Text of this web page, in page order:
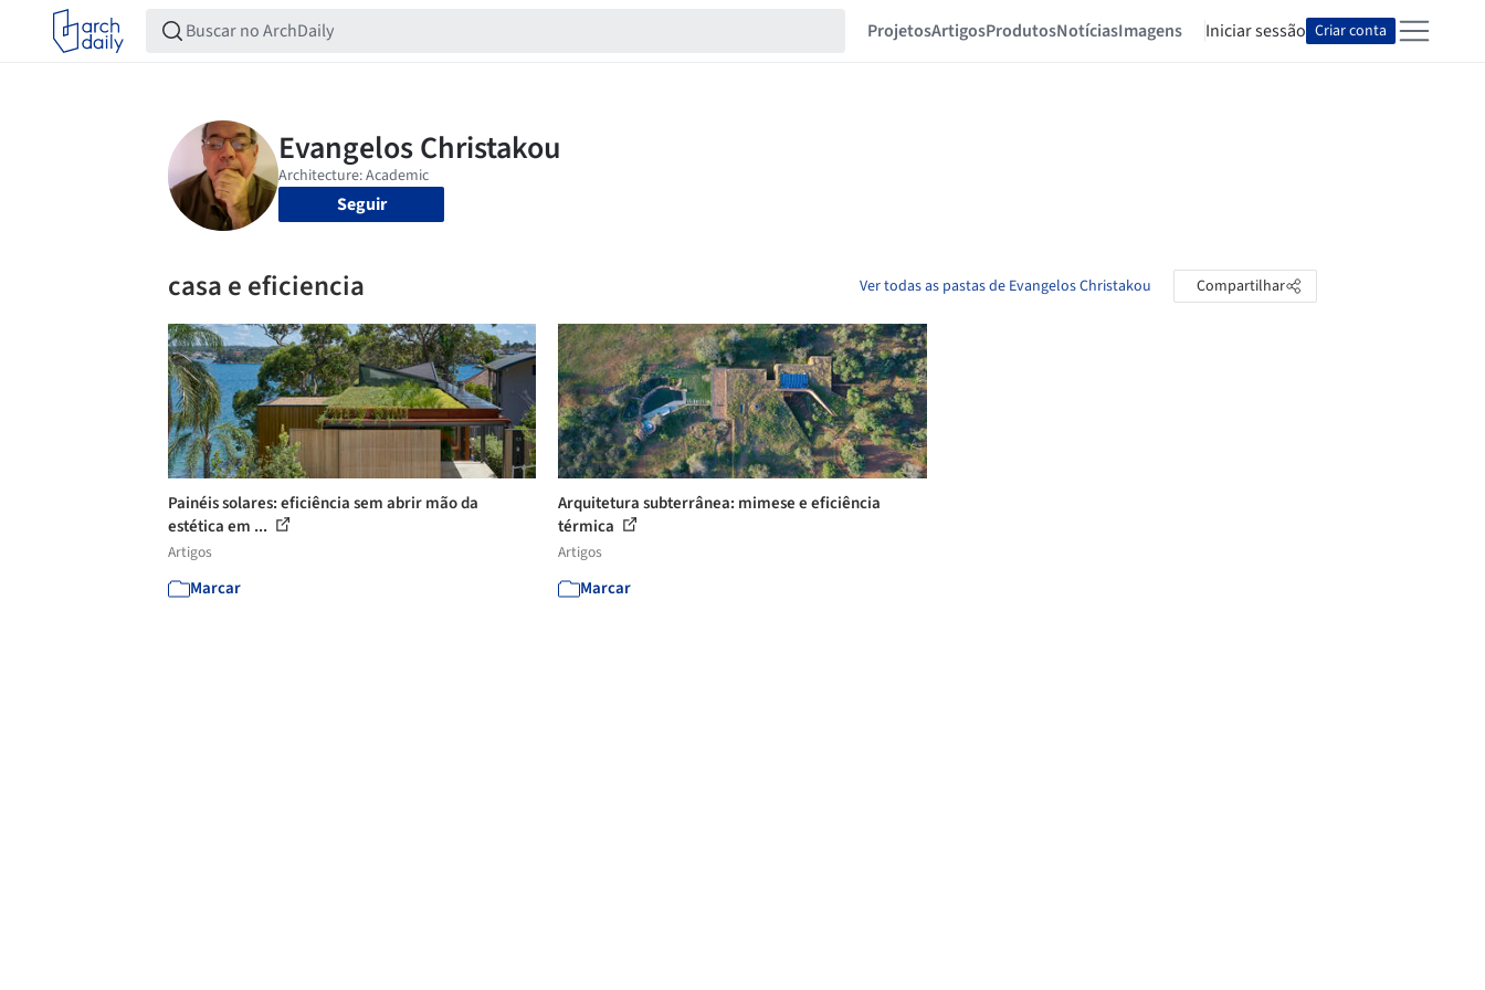
ProjetosArtigosProdutosNotíciasImagens Iniciar sessão Criar conta
Seguir
casa e eficiencia Ver todas as pastas de Evangelos Christakou Compartilhar
Painéis solares: eficiência sem abrir mão da
estética em ...
Artigos
Marcar
Arquitetura subterrânea: mimese e eficiência
térmica
Artigos
Marcar